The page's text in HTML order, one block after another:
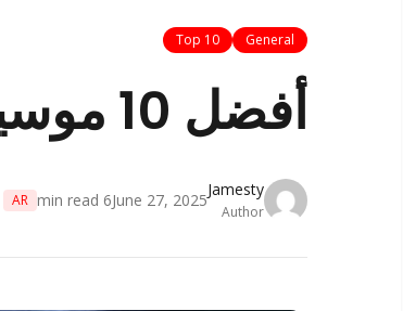
General
Top 10
أفضل 10 موسيقيات في أستراليا لعام 2025
Jamesty
Author
June 27, 2025
6
AR